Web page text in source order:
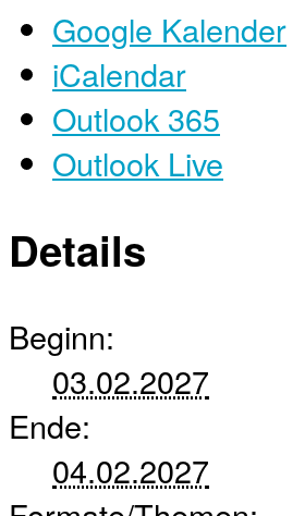
Google Kalender
iCalendar
Outlook 365
Outlook Live
Details
Beginn:
03.02.2027
Ende:
04.02.2027